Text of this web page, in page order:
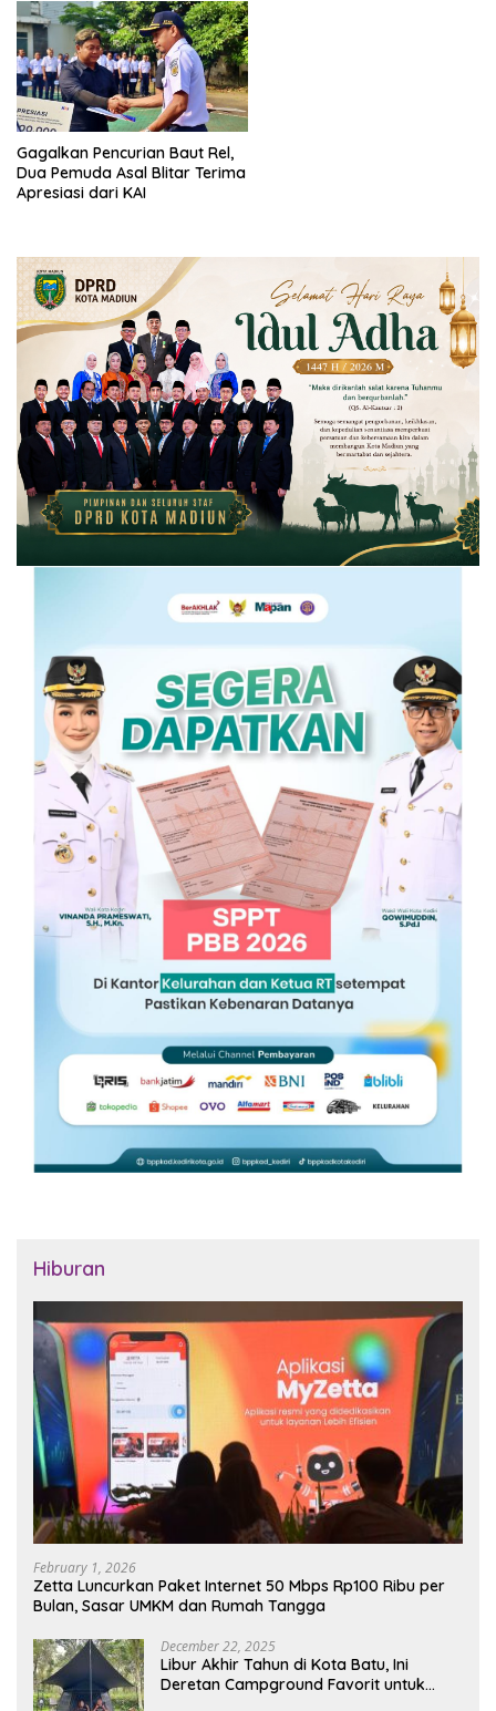
Gagalkan Pencurian Baut Rel,
Dua Pemuda Asal Blitar Terima
Apresiasi dari KAI
Hiburan
February 1, 2026
Zetta Luncurkan Paket Internet 50 Mbps Rp100 Ribu per
Bulan, Sasar UMKM dan Rumah Tangga
December 22, 2025
Libur Akhir Tahun di Kota Batu, Ini
Deretan Campground Favorit untuk